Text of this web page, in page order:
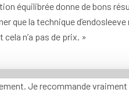
équilibrée donne de bons
la technique d’endosleeve
n’a pas de prix. »
Je recommande